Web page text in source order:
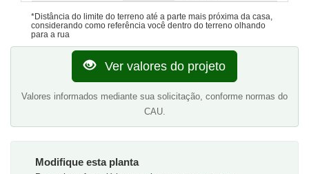
*Distância do limite do terreno até a parte mais próxima da casa,
considerando como referência você dentro do terreno olhando
para a rua
Ver valores do projeto
Valores informados mediante sua solicitação, conforme normas do
CAU.
Modifique esta planta